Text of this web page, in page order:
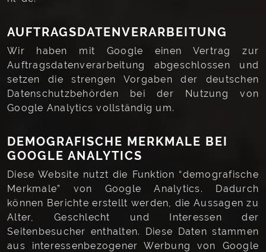
AUFTRAGSDATENVERARBEITUNG
Wir haben mit Google einen Vertrag zur
Auftragsdatenverarbeitung abgeschlossen und
setzen die strengen Vorgaben der deutschen
Datenschutzbehörden bei der Nutzung von
Google Analytics vollständig um.
DEMOGRAFISCHE MERKMALE BEI
GOOGLE ANALYTICS
Diese Website nutzt die Funktion “demografische
Merkmale” von Google Analytics. Dadurch
können Berichte erstellt werden, die Aussagen zu
Alter, Geschlecht und Interessen der
Seitenbesucher enthalten. Diese Daten stammen
aus interessenbezogener Werbung von Google